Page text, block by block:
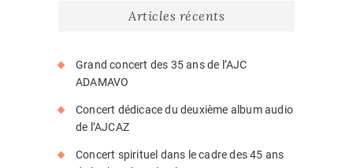
Articles récents
Grand concert des 35 ans de l’AJC
ADAMAVO
Concert dédicace du deuxième album audio
de l’AJCAZ
Concert spirituel dans le cadre des 45 ans